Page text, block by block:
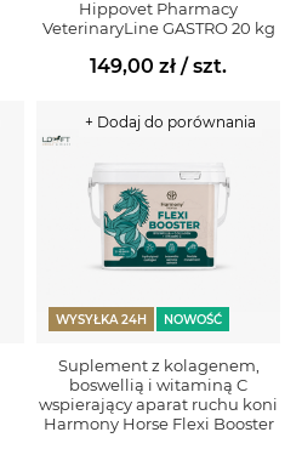
Hippovet Pharmacy
VeterinaryLine GASTRO 20 kg
149,00 zł / szt.
WYSYŁKA 24H NOWOŚĆ
Suplement z kolagenem,
boswellią i witaminą C
wspierający aparat ruchu koni
Harmony Horse Flexi Booster
+ Dodaj do porównania